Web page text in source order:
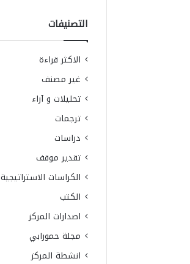
التصنيفات
الاكثر قراءة
غير مصنف
تحليلات و آراء
ترجمات
دراسات
تقدير موقف
الكراسات الاستراتيجية
الكتب
اصدارات المركز
مجلة حمورابي
انشطة المركز